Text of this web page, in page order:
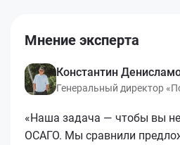
Мнение эксперта
Константин
Генеральный директор
«Наша задача — чтобы вы
ОСАГО. Мы сравнили